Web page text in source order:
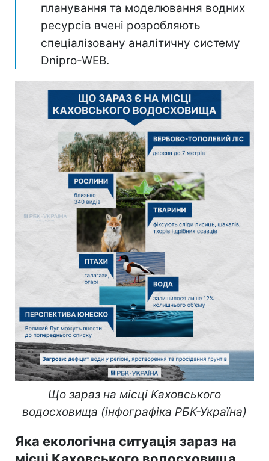
планування та моделювання водних
ресурсів вчені розробляють
спеціалізовану аналітичну систему
Dnipro-WEB.
Що зараз на місці Каховського
водосховища (інфографіка РБК-Україна)
Яка екологічна ситуація зараз на